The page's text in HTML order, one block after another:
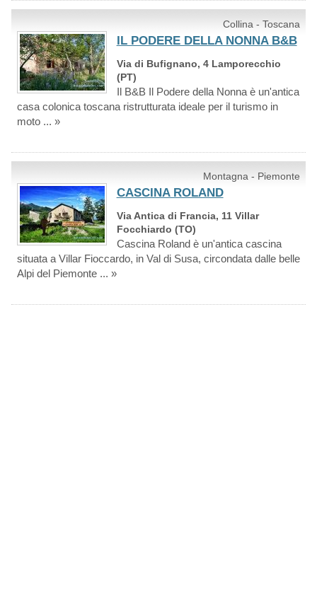
Collina - Toscana
IL PODERE DELLA NONNA B&B
Via di Bufignano, 4 Lamporecchio
(PT)
Il B&B Il Podere della Nonna è un'antica
casa colonica toscana ristrutturata ideale per il turismo in
moto ... »
Montagna - Piemonte
CASCINA ROLAND
Via Antica di Francia, 11 Villar
Focchiardo (TO)
Cascina Roland è un'antica cascina
situata a Villar Fioccardo, in Val di Susa, circondata dalle belle
Alpi del Piemonte ... »